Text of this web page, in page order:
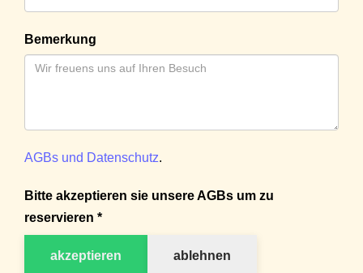
Bemerkung
AGBs und Datenschutz.
Bitte akzeptieren sie unsere AGBs um zu
reservieren *
akzeptieren ablehnen